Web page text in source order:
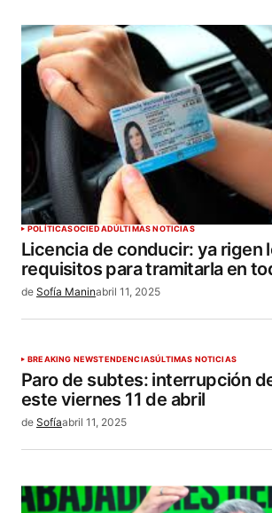
POLÍTICASOCIEDADÚLTIMAS NOTICIAS
Licencia de conducir: ya rigen
requisitos para tramitarla en
de Sofía Maninabril 11, 2025
BREAKING NEWSTENDENCIASÚLTIMAS NOTICIAS
Paro de subtes: interrupción
este viernes 11 de abril
de Sofíaabril 11, 2025